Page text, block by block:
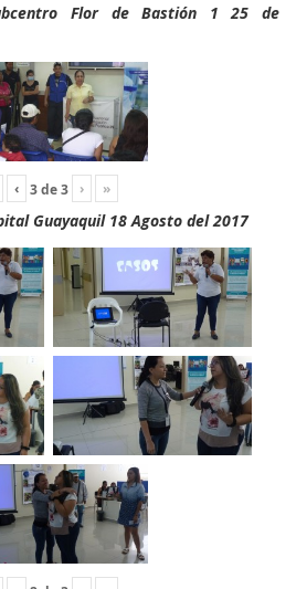
Flor de Bastión 1 25 de
‹ 3de3 › »
Guayaquil 18 Agosto del 2017